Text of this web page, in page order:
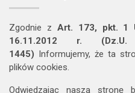
Zgodnie z Art. 173, pkt. 1
16.11.2012 r.
1445) Informujemy, że ta
plików cookies.
Odwiedzając naszą stronę